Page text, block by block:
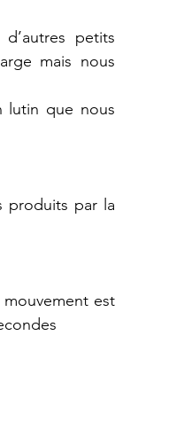
petits
mais nous
lutin que nous
produits par la
est